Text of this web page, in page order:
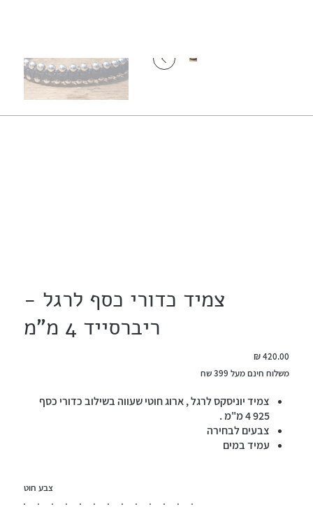
צמיד כדורי כסף לרגל -
ריברסייד 4 מ"מ
מחיר
משלוח חינם מעל 399 שח
צמיד יוניסקס לרגל , ארוג חוטי שעווה בשילוב כדורי כסף
925 4 מ"מ .
צבעים לבחירה
עמיד במים
צבע חוט